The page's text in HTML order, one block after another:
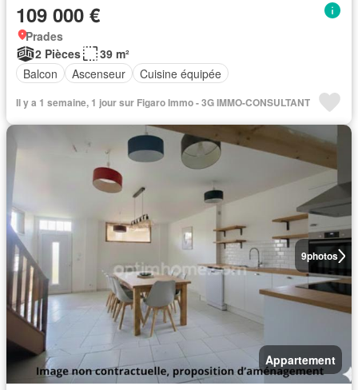
109 000 €
Prades
2 Pièces
39 m²
Balcon
Ascenseur Cuisine équipée
Il y a 1 semaine, 1 jour sur Figaro Immo - 3G IMMO-CONSULTANT
9photos
Appartement